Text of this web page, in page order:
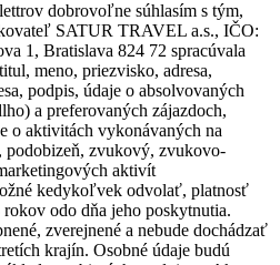
dobrovoľne súhlasím s tým,
SATUR TRAVEL a.s., IČO:
1, Bratislava 824 72 spracúvala
meno, priezvisko, adresa,
podpis, údaje o absolvovaných
a preferovaných zájazdoch,
o aktivitách vykonávaných na
, podobizeň, zvukový, zvukovo-
aktivít
kedykoľvek odvolať, platnosť
odo dňa jeho poskytnutia.
zverejnené a nebude dochádzať
krajín. Osobné údaje budú